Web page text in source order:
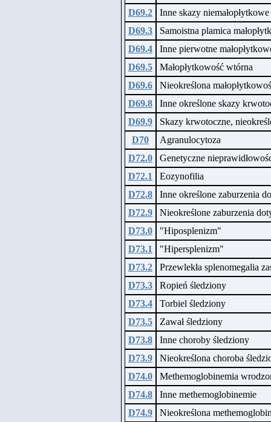
D69.2
Inne skazy niemałopłytkowe
D69.3
Samoistna plamica
D69.4
Inne pierwotne
D69.5
Małopłytkowość wtórna
D69.6
Nieokreślona
D69.8
Inne określone skazy
D69.9
Skazy krwotoczne,
D70
Agranulocytoza
D72.0
Genetyczne
D72.1
Eozynofilia
D72.8
Inne określone zaburzenia
D72.9
Nieokreślone zaburzenia
D73.0
"Hiposplenizm"
D73.1
"Hipersplenizm"
D73.2
Przewlekła splenomegalia
D73.3
Ropień śledziony
D73.4
Torbiel śledziony
D73.5
Zawał śledziony
D73.8
Inne choroby śledziony
D73.9
Nieokreślona choroba
D74.0
Methemoglobinemia
D74.8
Inne methemoglobinemie
D74.9
Nieokreślona